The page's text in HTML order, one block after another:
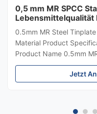
0,5 mm MR SPCC
Lebensmittelqualität
Elektrolytisches
0.5mm MR Steel
Material Product
Product Name 0.5mm
Grade Can Material
Tinplate / TFS TinJetzt